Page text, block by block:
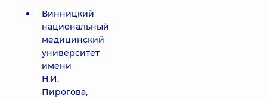
Винницкий
национальный
медицинский
университет
имени
Н.И.
Пирогова,